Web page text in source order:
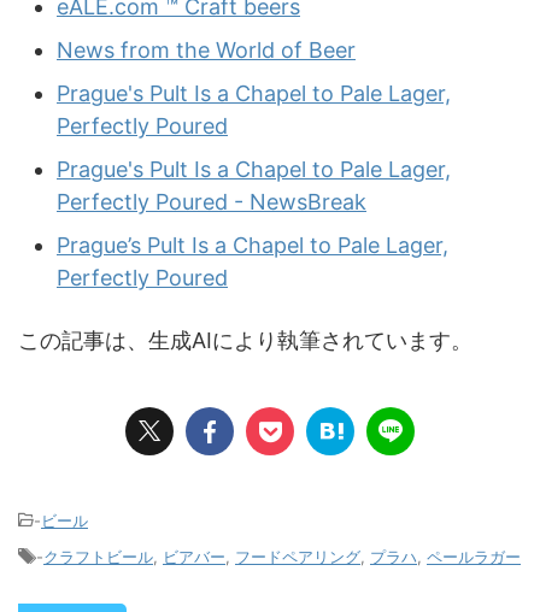
eALE.com ™ Craft beers
News from the World of Beer
Prague's Pult Is a Chapel to Pale Lager,
Perfectly Poured
Prague's Pult Is a Chapel to Pale Lager,
Perfectly Poured - NewsBreak
Prague’s Pult Is a Chapel to Pale Lager,
Perfectly Poured
この記事は、生成AIにより執筆されています。
-ビール
-クラフトビール ビアバー フードペアリング プラハ ペールラガー